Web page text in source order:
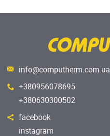
info@computherm.com.ua
+380956078695
+380630300502
facebook
instagram